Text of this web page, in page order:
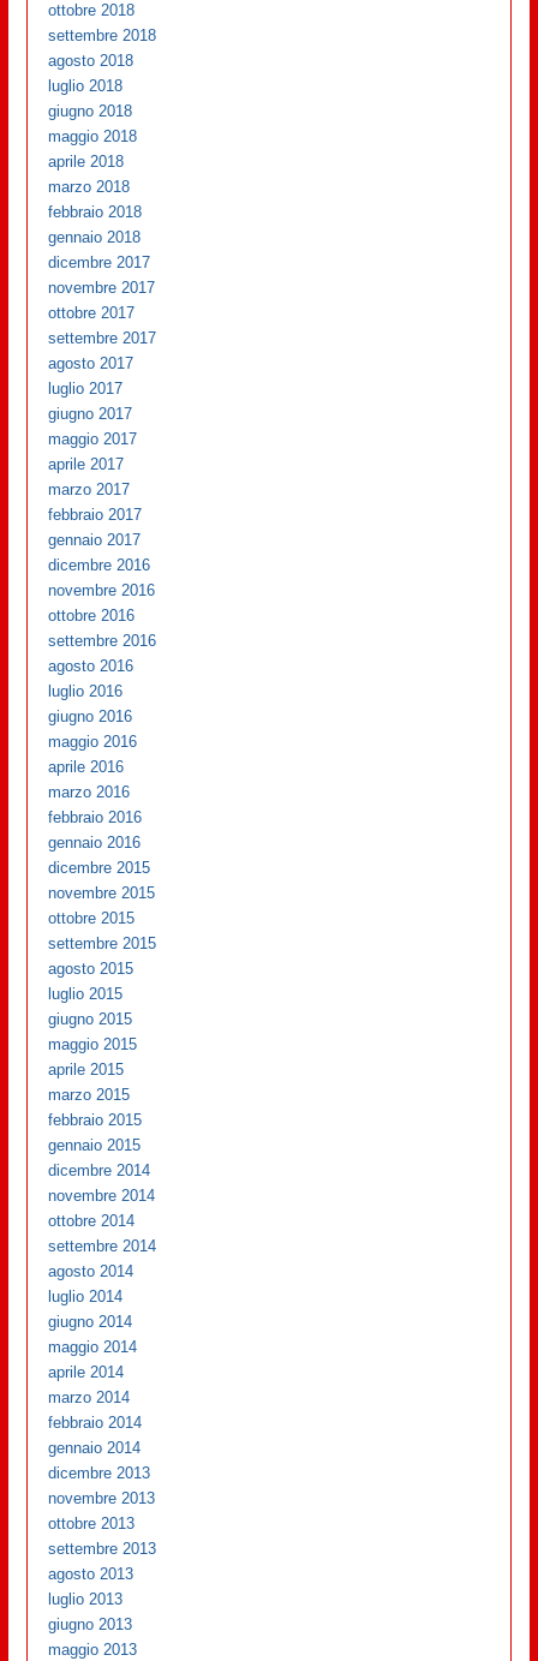
ottobre 2018
settembre 2018
agosto 2018
luglio 2018
giugno 2018
maggio 2018
aprile 2018
marzo 2018
febbraio 2018
gennaio 2018
dicembre 2017
novembre 2017
ottobre 2017
settembre 2017
agosto 2017
luglio 2017
giugno 2017
maggio 2017
aprile 2017
marzo 2017
febbraio 2017
gennaio 2017
dicembre 2016
novembre 2016
ottobre 2016
settembre 2016
agosto 2016
luglio 2016
giugno 2016
maggio 2016
aprile 2016
marzo 2016
febbraio 2016
gennaio 2016
dicembre 2015
novembre 2015
ottobre 2015
settembre 2015
agosto 2015
luglio 2015
giugno 2015
maggio 2015
aprile 2015
marzo 2015
febbraio 2015
gennaio 2015
dicembre 2014
novembre 2014
ottobre 2014
settembre 2014
agosto 2014
luglio 2014
giugno 2014
maggio 2014
aprile 2014
marzo 2014
febbraio 2014
gennaio 2014
dicembre 2013
novembre 2013
ottobre 2013
settembre 2013
agosto 2013
luglio 2013
giugno 2013
maggio 2013